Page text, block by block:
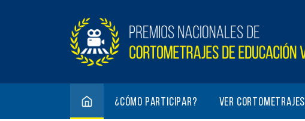
¿Cómo participar? Ver cortometrajes